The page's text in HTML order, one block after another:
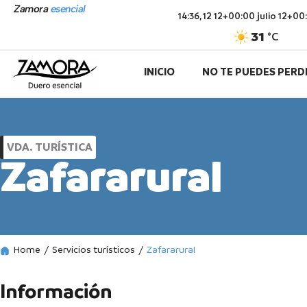
Zamoraesencial
14:36,12 12+00:00 julio
31 °C
INICIO NO TE PUEDES
VDA. TURÍSTICA
Zafararural
Home / Servicios turísticos / Zafararural
Información